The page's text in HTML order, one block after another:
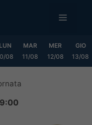
MENU
LUN
08
MAR
11/08
MER
12/08
GIO
13/08